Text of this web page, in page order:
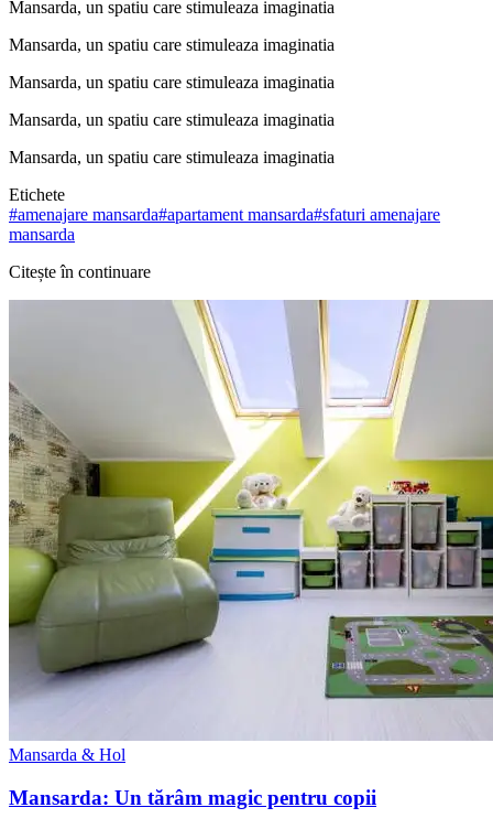
Mansarda, un spatiu care stimuleaza imaginatia
Mansarda, un spatiu care stimuleaza imaginatia
Mansarda, un spatiu care stimuleaza imaginatia
Mansarda, un spatiu care stimuleaza imaginatia
Mansarda, un spatiu care stimuleaza imaginatia
Etichete
#amenajare mansarda#apartament mansarda#sfaturi amenajare
mansarda
Citește în continuare
Mansarda & Hol
Mansarda: Un tărâm magic pentru copii